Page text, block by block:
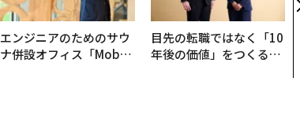
エンジニアのためのサウ
ナ併設オフィス「Mobiu
目先の転職ではなく「10
年後の価値」をつくる─